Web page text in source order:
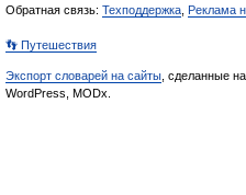
Обратная связь: Техподдержка Реклама
👣 Путешествия
Экспорт словарей на сайты , сделанные
WordPress, MODx.